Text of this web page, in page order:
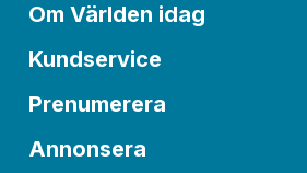
Om Världen idag
Kundservice
Prenumerera
Annonsera